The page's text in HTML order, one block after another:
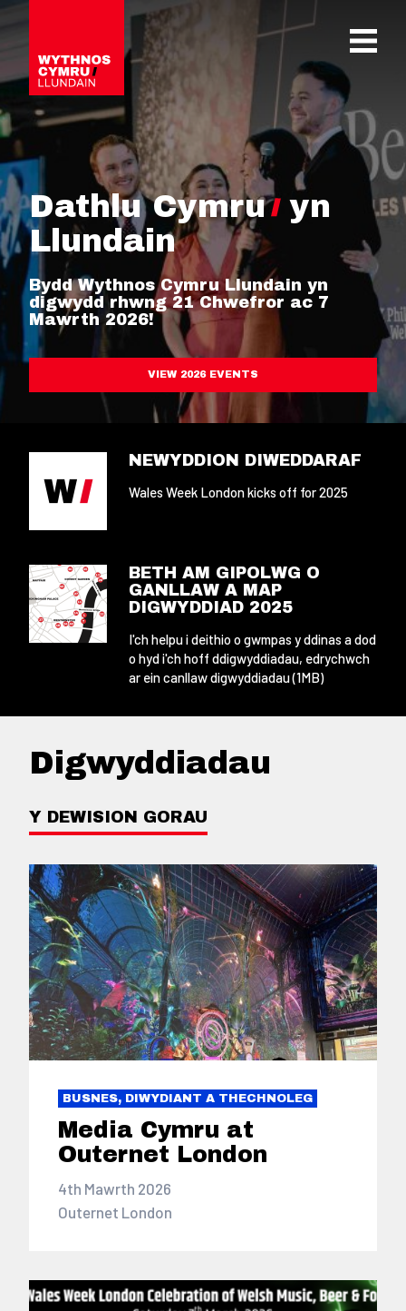
OPEN
Dathlu Cymru
yn
Llundain
Bydd Wythnos Cymru Llundain yn
digwydd rhwng 21 Chwefror ac 7
Mawrth 2026!
VIEW 2026 EVENTS
NEWYDDION DIWEDDARAF
Wales Week London kicks off for 2025
BETH AM GIPOLWG O
GANLLAW A MAP
DIGWYDDIAD 2025
I'ch helpu i deithio o gwmpas y ddinas a dod
o hyd i'ch hoff ddigwyddiadau, edrychwch
ar ein canllaw digwyddiadau (1MB)
Digwyddiadau
Y DEWISION GORAU
BUSNES, DIWYDIANT A THECHNOLEG
Media Cymru at
Outernet London
4th Mawrth 2026
Outernet London